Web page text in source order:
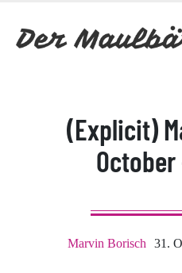
(Explicit)
October
Marvin Borisch 31.